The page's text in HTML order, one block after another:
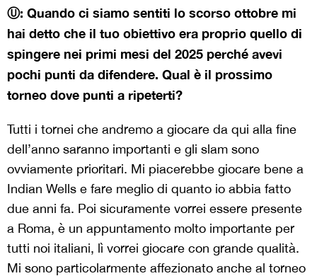
Ⓤ: Quando ci siamo sentiti lo scorso ottobre mi
hai detto che il tuo obiettivo era proprio quello di
spingere nei primi mesi del 2025 perché avevi
pochi punti da difendere. Qual è il prossimo
torneo dove punti a ripeterti?
Tutti i tornei che andremo a giocare da qui alla fine
dell’anno saranno importanti e gli slam sono
ovviamente prioritari. Mi piacerebbe giocare bene a
Indian Wells e fare meglio di quanto io abbia fatto
due anni fa. Poi sicuramente vorrei essere presente
a Roma, è un appuntamento molto importante per
tutti noi italiani, lì vorrei giocare con grande qualità.
Mi sono particolarmente affezionato anche al torneo